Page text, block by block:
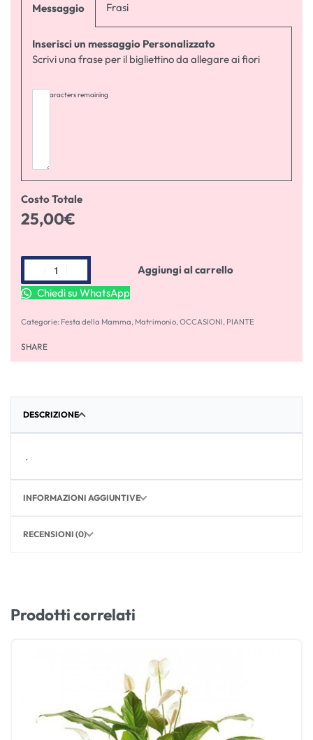
Messaggio Frasi
Inserisci un messaggio Personalizzato
Scrivi una frase per il bigliettino da allegare ai fiori
characters remaining
Costo Totale
25,00€
Aggiungi al carrello
Chiedi su WhatsApp
Categorie: Festa della Mamma, Matrimonio,OCCASIONI, PIANTE
SHARE
DESCRIZIONE
.
INFORMAZIONI AGGIUNTIVE
RECENSIONI (0)
Prodotti correlati